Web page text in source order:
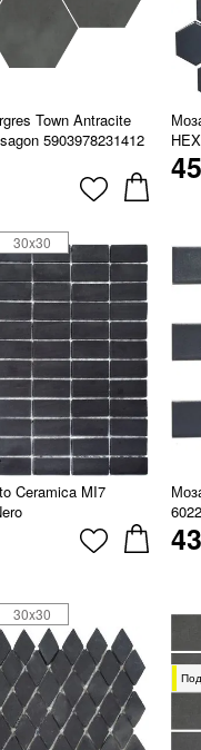
Town Antracite
5903978231412
Ceramica MI7
30x30
30x30